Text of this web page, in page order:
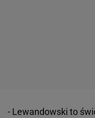
- Lewandowski to